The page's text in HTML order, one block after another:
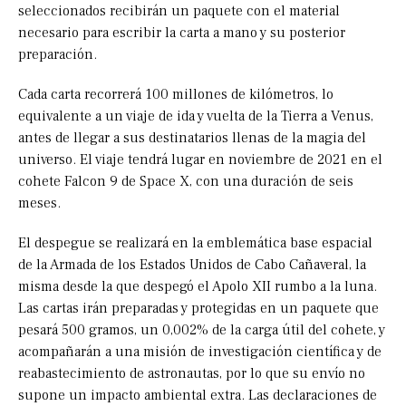
seleccionados recibirán un paquete con el material
necesario para escribir la carta a mano y su posterior
preparación.
Cada carta recorrerá 100 millones de kilómetros, lo
equivalente a un viaje de ida y vuelta de la Tierra a Venus,
antes de llegar a sus destinatarios llenas de la magia del
universo. El viaje tendrá lugar en noviembre de 2021 en el
cohete Falcon 9 de Space X, con una duración de seis
meses.
El despegue se realizará en la emblemática base espacial
de la Armada de los Estados Unidos de Cabo Cañaveral, la
misma desde la que despegó el Apolo XII rumbo a la luna.
Las cartas irán preparadas y protegidas en un paquete que
pesará 500 gramos, un 0,002% de la carga útil del cohete, y
acompañarán a una misión de investigación científica y de
reabastecimiento de astronautas, por lo que su envío no
supone un impacto ambiental extra. Las declaraciones de